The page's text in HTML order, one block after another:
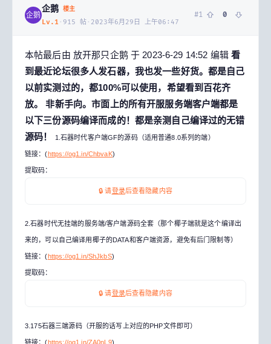
企鹅
企鹅 楼主
Lv. 1 · 915 帖 · 2023年6月29日 上午06:47
#1 0
本帖最后由 放开那只企鹅 于 2023-6-29 14:52 编辑看
到最近论坛很多人发石器，我也发一些好货。都是自己
以前实测过的，都100%可以使用，希望看到百花齐
放。
非新手向。市面上的所有开服服务端客户端都是
以下三份源码编译而成的！都是亲测自己编译过的无错
源码！
1.石器时代客户端GF的源码（适用普通8.0系列的端）
链接：(https://og1.in/ChbvaK)
提取码：
🔒 请登录后查看隐藏内容
2.石器时代无挂端的服务端/客户端源码全套（那个椰子端就是这个编译出
来的，可以自己编译用椰子的DATA和客户端资源，避免有后门限制等）
链接：(https://og1.in/ShJkbS)
提取码：
🔒 请登录后查看隐藏内容
3.175石器三端源码（开服的话写上对应的PHP文件即可）
链接：(https://og1.in/ZA0nL9)